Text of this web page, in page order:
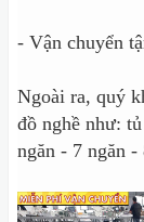
- Vận chuyển
Ngoài ra, quý
đồ nghề như:
ngăn - 7 ngăn